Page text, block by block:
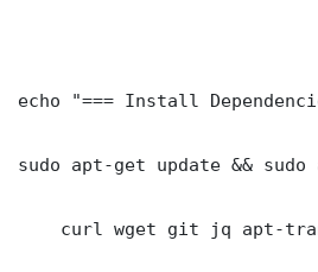
echo "=== Install
sudo apt-get update &&
curl wget git jq apt-